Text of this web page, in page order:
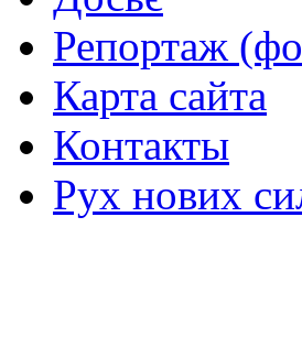
Репортаж
Карта сайта
Контакты
Рух нових